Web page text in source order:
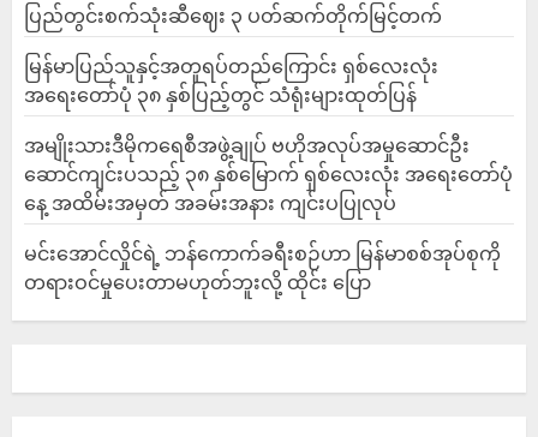
ပြည်တွင်းစက်သုံးဆီဈေး ၃ ပတ်ဆက်တိုက်မြင့်တက်
မြန်မာပြည်သူနှင့်အတူရပ်တည်ကြောင်း ရှစ်လေးလုံး
အရေးတော်ပုံ ၃၈ နှစ်ပြည့်တွင် သံရုံးများထုတ်ပြန်
အမျိုးသားဒီမိုကရေစီအဖွဲ့ချုပ် ဗဟိုအလုပ်အမှုဆောင်ဦး
ဆောင်ကျင်းပသည့် ၃၈ နှစ်မြောက် ရှစ်လေးလုံး အရေးတော်ပုံ
နေ့ အထိမ်းအမှတ် အခမ်းအနား ကျင်းပပြုလုပ်
မင်းအောင်လှိုင်ရဲ့ ဘန်ကောက်ခရီးစဉ်ဟာ မြန်မာစစ်အုပ်စုကို
တရားဝင်မှုပေးတာမဟုတ်ဘူးလို့ ထိုင်း ပြော